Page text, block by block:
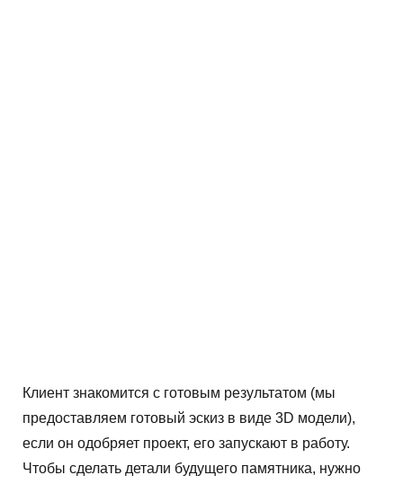
Клиент знакомится с готовым результатом (мы
предоставляем готовый эскиз в виде 3D модели),
если он одобряет проект, его запускают в работу.
Чтобы сделать детали будущего памятника, нужно